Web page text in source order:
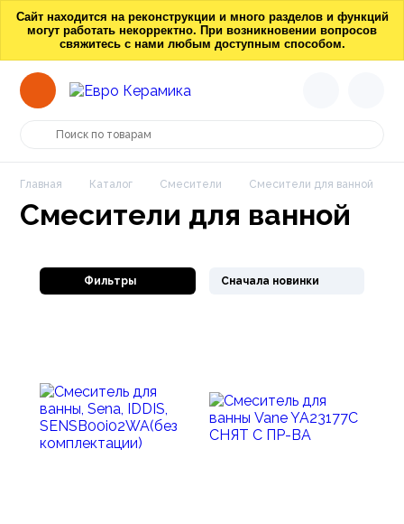
Сайт находится на реконструкции и много разделов и функций
могут работать некорректно. При возникновении вопросов
свяжитесь с нами любым доступным способом.
Главная Каталог Смесители Смесители для ванной
Смесители для ванной
Фильтры Сначала новинки